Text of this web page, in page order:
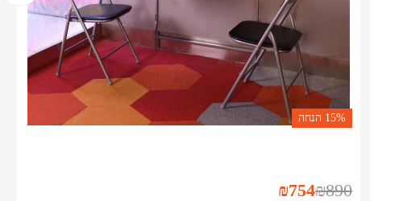
15% הנחה
₪890
₪754